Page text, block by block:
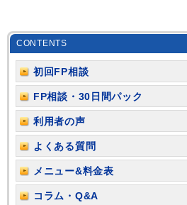
CONTENTS
初回FP相談
FP相談・30日間パック
利用者の声
よくある質問
メニュー&料金表
コラム・Q&A